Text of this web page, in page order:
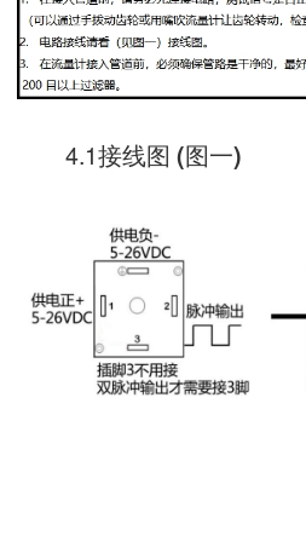
4.1接线图 (图一)